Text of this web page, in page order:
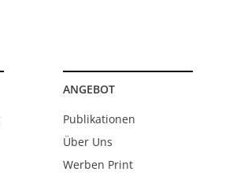
ANGEBOT
Publikationen
Über Uns
Werben Print